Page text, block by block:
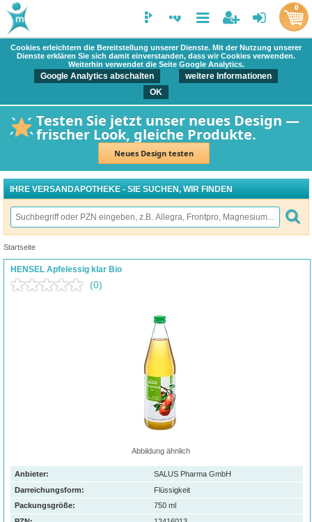
Cookies erleichtern die Bereitstellung unserer Dienste. Mit der Nutzung unserer
Dienste erklären Sie sich damit einverstanden, dass wir Cookies verwenden.
Weiterhin verwendet die Seite Google Analytics.
Google Analytics abschalten
weitere Informationen
OK
Testen Sie jetzt unser neues Design —
frischer Look, gleiche Produkte.
Neues Design testen
0
IHRE VERSANDAPOTHEKE - SIE SUCHEN, WIR FINDEN
Startseite
HENSEL Apfelessig klar Bio
(0)
Abbildung ähnlich
Anbieter:
SALUS Pharma GmbH
Darreichungsform:
Flüssigkeit
Packungsgröße:
750 ml